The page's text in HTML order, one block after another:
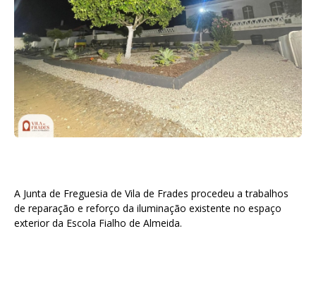
A Junta de Freguesia de Vila de Frades procedeu a trabalhos
de reparação e reforço da iluminação existente no espaço
exterior da Escola Fialho de Almeida.